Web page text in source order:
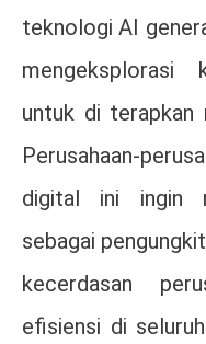
teknologi AI
mengeksplorasi
untuk di terapkan
Perusahaan-
digital ini ingin
sebagai
kecerdasan
efisiensi di